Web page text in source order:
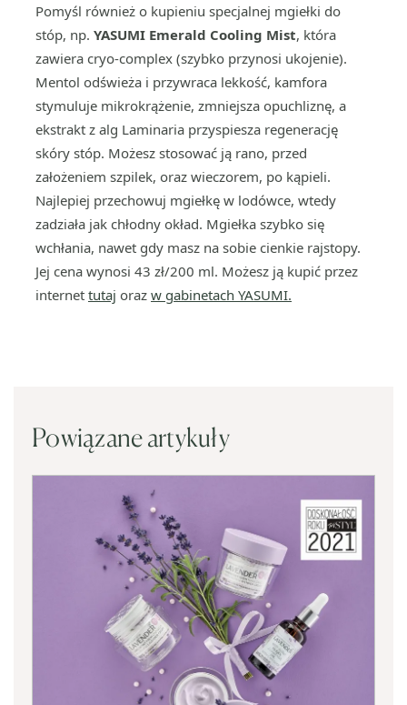
Pomyśl również o kupieniu specjalnej mgiełki do
stóp, np. YASUMI Emerald Cooling Mist, która
zawiera cryo-complex (szybko przynosi ukojenie).
Mentol odświeża i przywraca lekkość, kamfora
stymuluje mikrokrążenie, zmniejsza opuchliznę, a
ekstrakt z alg Laminaria przyspiesza regenerację
skóry stóp. Możesz stosować ją rano, przed
założeniem szpilek, oraz wieczorem, po kąpieli.
Najlepiej przechowuj mgiełkę w lodówce, wtedy
zadziała jak chłodny okład. Mgiełka szybko się
wchłania, nawet gdy masz na sobie cienkie rajstopy.
Jej cena wynosi 43 zł/200 ml. Możesz ją kupić przez
internet tutaj oraz w gabinetach YASUMI.
Powiązane artykuły